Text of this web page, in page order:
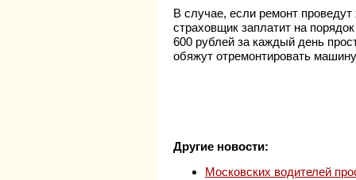
В случае, если ремонт проведут
страховщик заплатит на
600 рублей за каждый день
обяжут отремонтировать
Другие новости:
Московских водителей